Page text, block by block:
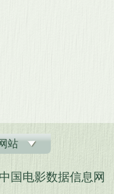
站
中国电影数据信息网